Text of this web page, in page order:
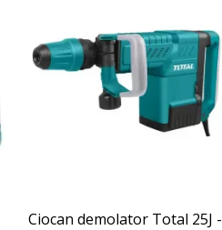
Ciocan demolator Total 25J -